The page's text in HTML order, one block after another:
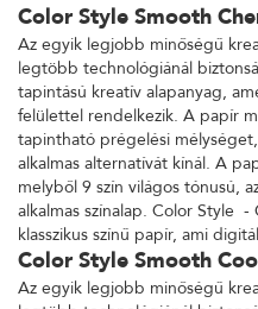
Color Style Smooth
Az egyik legjobb minőségű
legtöbb technológiánál
tapintású kreatív alapanyag,
felülettel rendelkezik. A papír
tapintható prégelési
alkalmas alternatívát kínál. A
melyből 9 szín világos tónusú,
alkalmas színalap. Color Style
klasszikus színű papír, ami
Color Style Smooth
Az egyik legjobb minőségű